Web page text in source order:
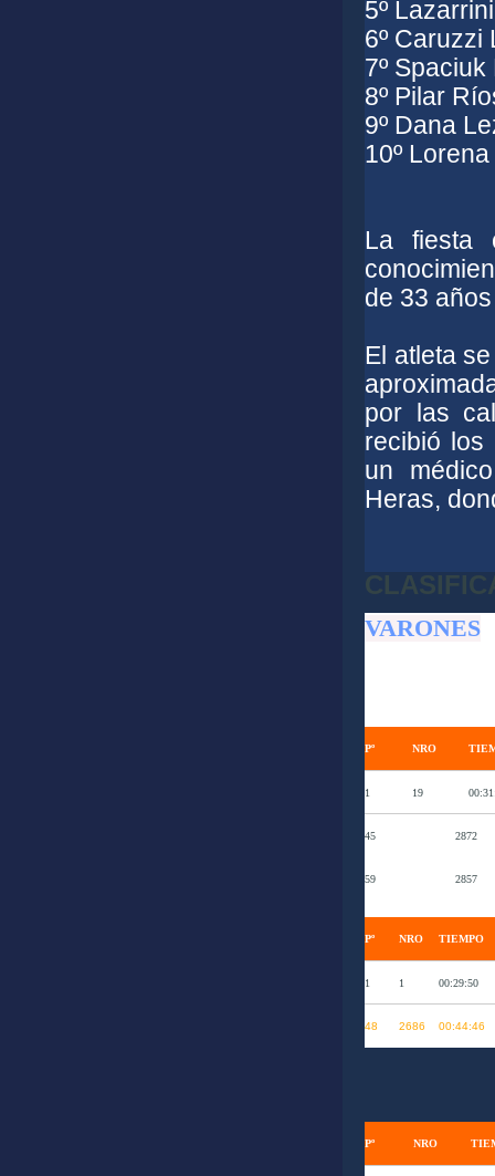
5º
6º Caruzzi
7º
8º Pilar
9º Dana
10º
La fiesta
de 33 años
El atleta
por las
recibió los
un
Heras,
VARONES
Pº NRO
1 19
45 2872
59 2857
Pº NRO TIEMPO
1 1 00:29:50
48 2686 00:44:46
Pº NRO